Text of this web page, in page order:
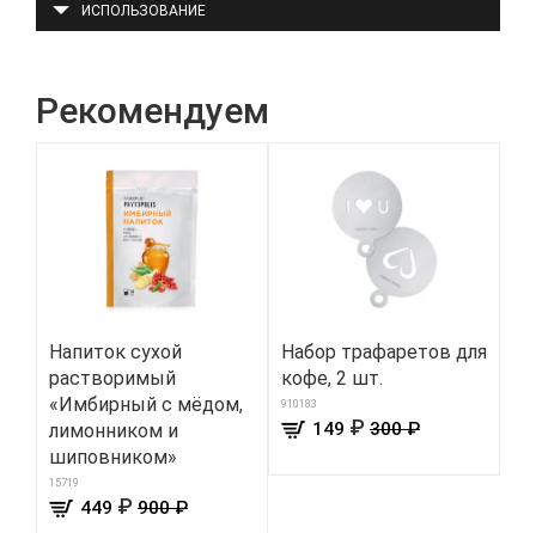
ИСПОЛЬЗОВАНИЕ
Рекомендуем
Напиток сухой
растворимый
«Имбирный с мёдом,
лимонником и
шиповником»
15719
449 ₽ 900 ₽
Набор трафаретов для
кофе, 2 шт.
910183
149 ₽ 300 ₽